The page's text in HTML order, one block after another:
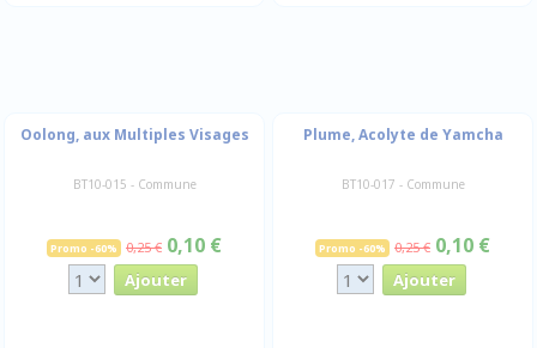
Oolong, aux Multiples Visages
BT10-015 - Commune
Promo -60% 0,25 € 0,10 €
Plume, Acolyte de Yamcha
BT10-017 - Commune
Promo -60% 0,25 € 0,10 €